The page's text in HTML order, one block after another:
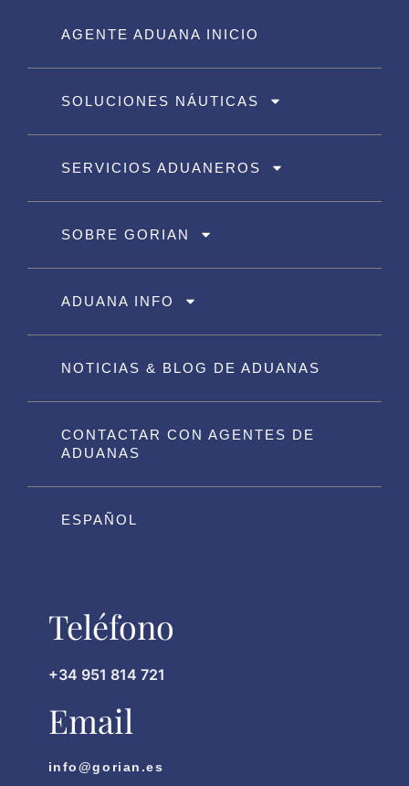
AGENTE ADUANA INICIO
SOLUCIONES NÁUTICAS
SERVICIOS ADUANEROS
SOBRE GORIAN
ADUANA INFO
NOTICIAS & BLOG DE ADUANAS
CONTACTAR CON AGENTES DE
ADUANAS
ESPAÑOL
Teléfono
+34 951 814 721
Email
info@gorian.es